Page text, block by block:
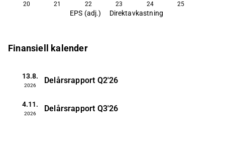
20 21 22 23 24 25
EPS (adj.) Direktavkastning
Finansiell kalender
13.8.
2026
Delårsrapport Q2'26
4.11.
2026
Delårsrapport Q3'26